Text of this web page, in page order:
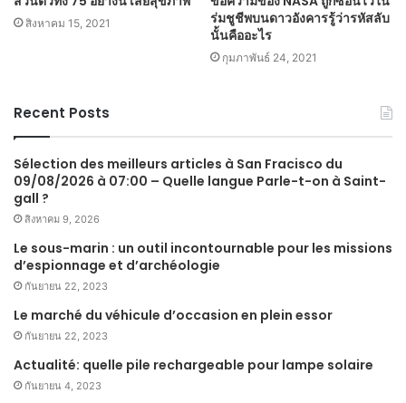
สิงหาคม 15, 2021
ร่มชูชีพบนดาวอังคารรู้ว่ารหัสลับ
นั้นคืออะไร
กุมภาพันธ์ 24, 2021
Recent Posts
Sélection des meilleurs articles à San Fracisco du
09/08/2026 à 07:00 – Quelle langue Parle-t-on à Saint-
gall ?
สิงหาคม 9, 2026
Le sous-marin : un outil incontournable pour les missions
d’espionnage et d’archéologie
กันยายน 22, 2023
Le marché du véhicule d’occasion en plein essor
กันยายน 22, 2023
Actualité: quelle pile rechargeable pour lampe solaire
กันยายน 4, 2023